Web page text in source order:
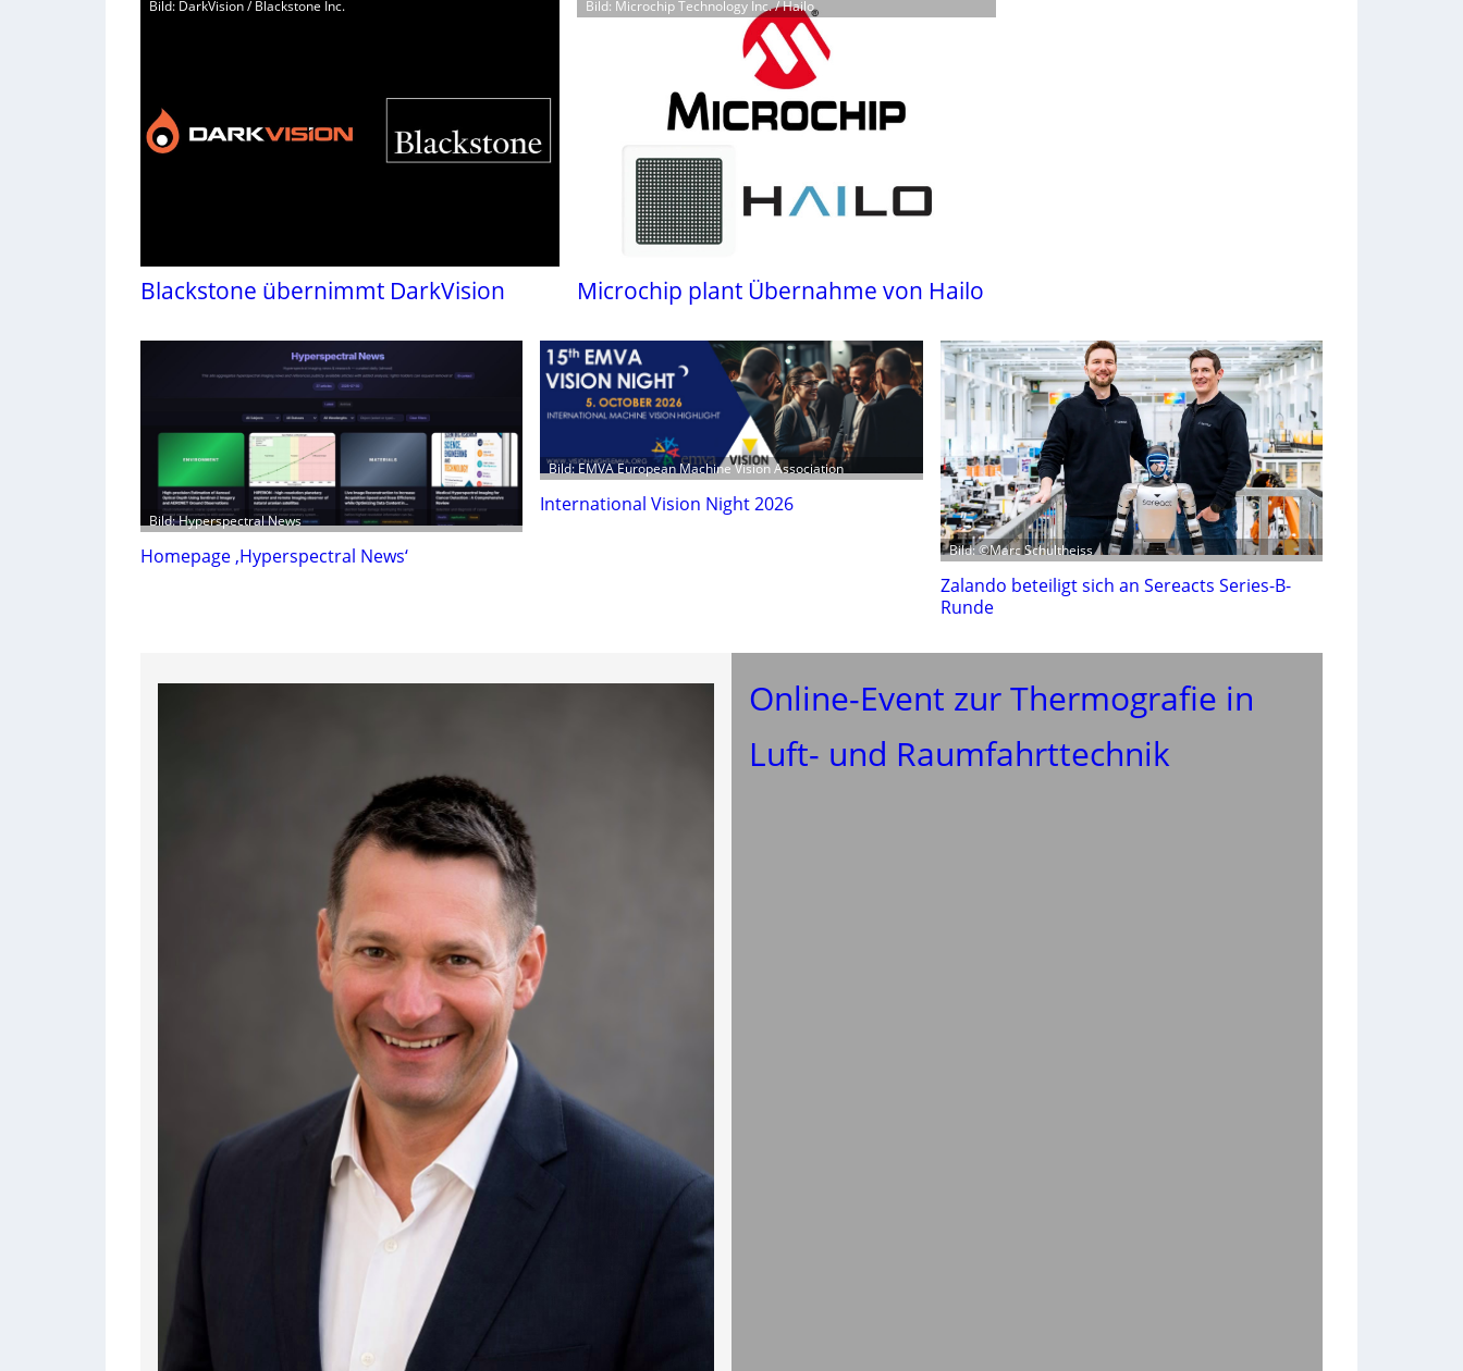
Bild: DarkVision / Blackstone Inc.
Blackstone übernimmt DarkVision
Bild: Microchip Technology Inc. / Hailo
Microchip plant Übernahme von Hailo
Bild: Hyperspectral News
Homepage ‚Hyperspectral News‘
Bild: EMVA European Machine Vision Association
International Vision Night 2026
Bild: ©Marc Schultheiss
Zalando beteiligt sich an Sereacts Series-B-
Runde
Online-Event zur Thermografie in
Luft- und Raumfahrttechnik